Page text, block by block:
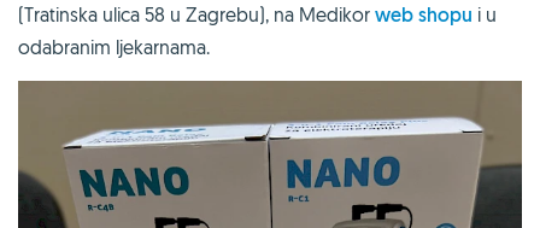
(Tratinska ulica 58 u Zagrebu), na Medikor web shopu i u
odabranim ljekarnama.